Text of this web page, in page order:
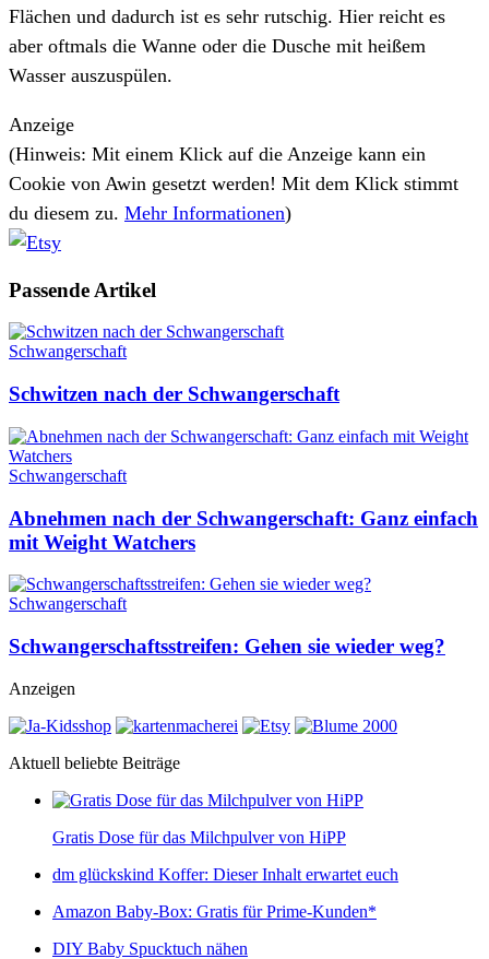
Flächen und dadurch ist es sehr rutschig. Hier reicht es
aber oftmals die Wanne oder die Dusche mit heißem
Wasser auszuspülen.
Anzeige
(Hinweis: Mit einem Klick auf die Anzeige kann ein
Cookie von Awin gesetzt werden! Mit dem Klick stimmt
du diesem zu. Mehr Informationen)
Passende Artikel
Schwangerschaft
Schwitzen nach der Schwangerschaft
Schwangerschaft
Abnehmen nach der Schwangerschaft: Ganz einfach
mit Weight Watchers
Schwangerschaft
Schwangerschaftsstreifen: Gehen sie wieder weg?
Anzeigen
Aktuell beliebte Beiträge
Gratis Dose für das Milchpulver von HiPP
dm glückskind Koffer: Dieser Inhalt erwartet euch
Amazon Baby-Box: Gratis für Prime-Kunden*
DIY Baby Spucktuch nähen